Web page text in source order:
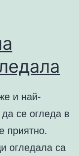
и най-
се огледа в
приятно.
огледала са